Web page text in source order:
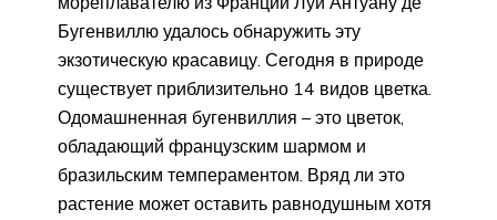
Бугенвиллю удалось обнаружить эту
экзотическую красавицу. Сегодня в природе
существует приблизительно 14 видов цветка.
Одомашненная бугенвиллия – это цветок,
обладающий французским шармом и
бразильским темпераментом. Вряд ли это
растение может оставить равнодушным хотя